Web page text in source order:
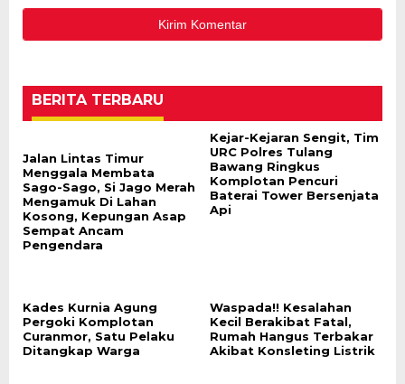
BERITA TERBARU
Jalan Lintas Timur
Menggala Membata
Sago-Sago, Si Jago Merah
Mengamuk Di Lahan
Kosong, Kepungan Asap
Sempat Ancam
Pengendara
Kejar-Kejaran Sengit, Tim
URC Polres Tulang
Bawang Ringkus
Komplotan Pencuri
Baterai Tower Bersenjata
Api
Kades Kurnia Agung
Pergoki Komplotan
Curanmor, Satu Pelaku
Ditangkap Warga
Waspada!! Kesalahan
Kecil Berakibat Fatal,
Rumah Hangus Terbakar
Akibat Konsleting Listrik